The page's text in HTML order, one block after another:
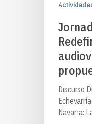
Discurso
Navarra: